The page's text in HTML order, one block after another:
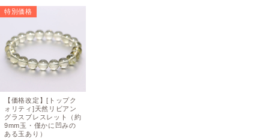
特別価格
【価格改定】[トップク
ォリティ]天然リビアン
グラスブレスレット（約
9mm玉・僅かに凹みの
ある玉あり）